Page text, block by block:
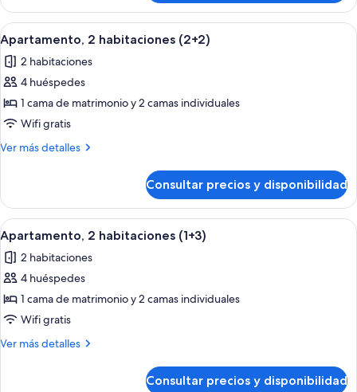
2
habitaciones
(3+1)
Abrir
todas
las
fotos
de
Apartamento,
2
Habitación de hotel con una cama
9
Apartamento, 2 habitaciones (2+2)
2 habitaciones
4 huéspedes
1 cama de matrimonio y 2 camas individuales
Wifi gratis
Ver más detalles
Más
2
habitaciones
(2+2)
Consultar precios y disponibilidad
Abrir
todas
las
fotos
de
Apartamento,
2
Habitación de hotel con una cama
9
Apartamento, 2 habitaciones (1+3)
2 habitaciones
4 huéspedes
1 cama de matrimonio y 2 camas individuales
Wifi gratis
Ver más detalles
Más
Consultar precios y disponibilidad